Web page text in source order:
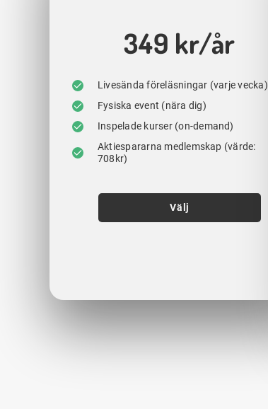
349 kr/år
Livesända föreläsningar (varje vecka)
Fysiska event (nära dig)
Inspelade kurser (on-demand)
Aktiespararna medlemskap (värde:
708kr)
Välj